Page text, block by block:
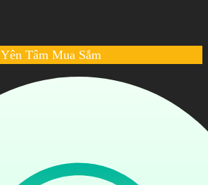
Yên Tâm Mua Sắm